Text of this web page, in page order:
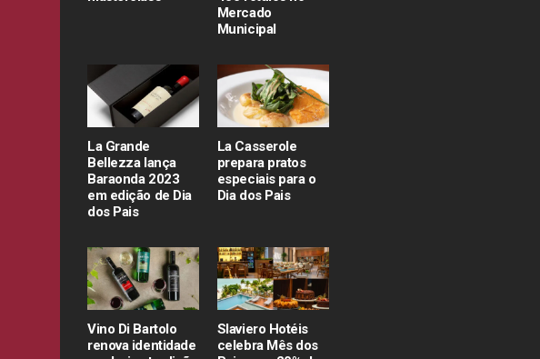
Mercado
Municipal
La Grande
Bellezza lança
Baraonda 2023
em edição de Dia
dos Pais
La Casserole
prepara pratos
especiais para o
Dia dos Pais
Vino Di Bartolo
renova identidade
Slaviero Hotéis
celebra Mês dos